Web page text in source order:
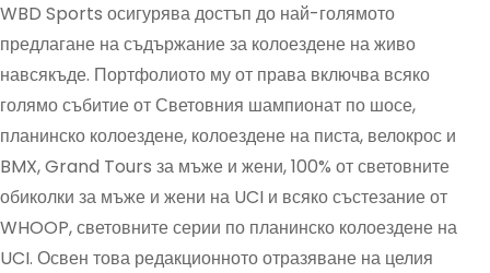
WBD Sports осигурява достъп до най-голямото
предлагане на съдържание за колоездене на живо
навсякъде. Портфолиото му от права включва всяко
голямо събитие от Световния шампионат по шосе,
планинско колоездене, колоездене на писта, велокрос и
BMX, Grand Tours за мъже и жени, 100% от световните
обиколки за мъже и жени на UCI и всяко състезание от
WHOOP, световните серии по планинско колоездене на
UCI. Освен това редакционното отразяване на целия